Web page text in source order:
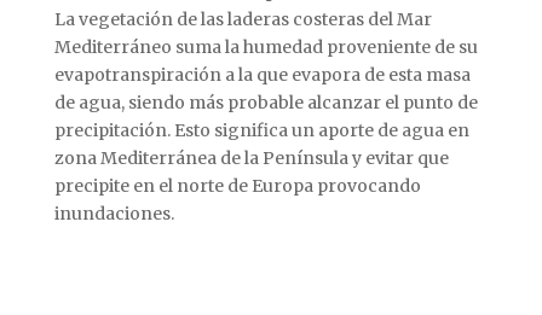
La vegetación de las laderas costeras del Mar
Mediterráneo suma la humedad proveniente de su
evapotranspiración a la que evapora de esta masa
de agua, siendo más probable alcanzar el punto de
precipitación. Esto significa un aporte de agua en
zona Mediterránea de la Península y evitar que
precipite en el norte de Europa provocando
inundaciones.